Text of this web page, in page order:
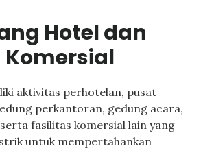
Hotel dan
Komersial
aktivitas perhotelan, pusat
perkantoran, gedung acara,
fasilitas komersial lain yang
untuk mempertahankan